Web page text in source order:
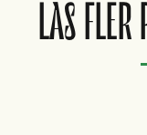
LÄS FLER